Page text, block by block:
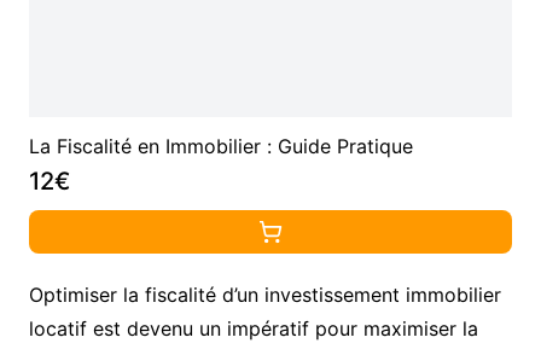
La Fiscalité en Immobilier : Guide Pratique
12€
Optimiser la fiscalité d’un investissement immobilier
locatif est devenu un impératif pour maximiser la